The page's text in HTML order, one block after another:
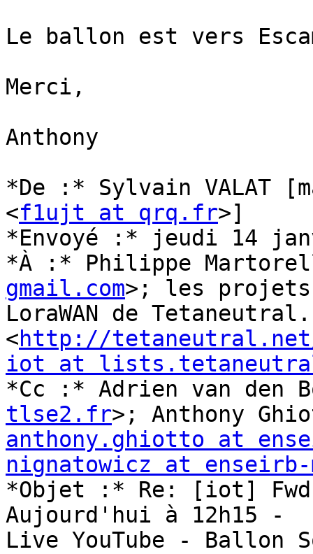
Le ballon est vers
Merci,
Anthony
*De :* Sylvain VALAT
<f1ujt at qrq.fr>]
*Envoyé :* jeudi 14
*À :* Philippe
gmail.com>; les
LoraWAN de
<http://
iot at
*Cc :* Adrien van den
tlse2.fr
anthony.ghiotto at
nignatowicz at enseirb-
*Objet :* Re: [iot]
Aujourd'hui à 12h15 -
Live YouTube - Ballon